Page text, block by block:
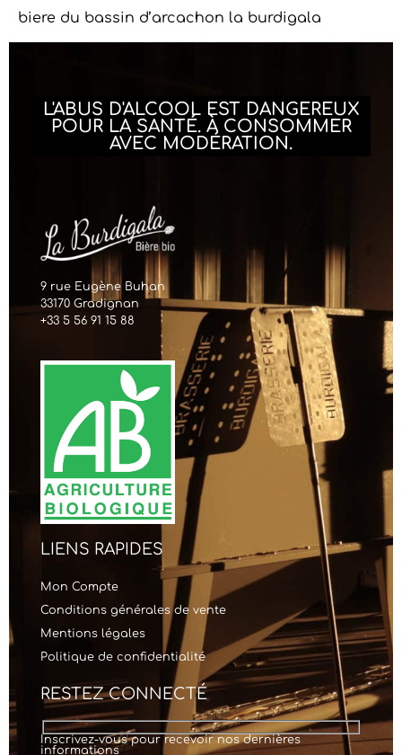
biere du bassin d’arcachon la burdigala
L'ABUS D'ALCOOL EST DANGEREUX
POUR LA SANTÉ. À CONSOMMER
AVEC MODÉRATION.
9 rue Eugène Buhan
33170 Gradignan
+33 5 56 91 15 88
LIENS RAPIDES
Mon Compte
Conditions générales de vente
Mentions légales
Politique de confidentialité
RESTEZ CONNECTÉ
Inscrivez-vous pour recevoir nos dernières
informations